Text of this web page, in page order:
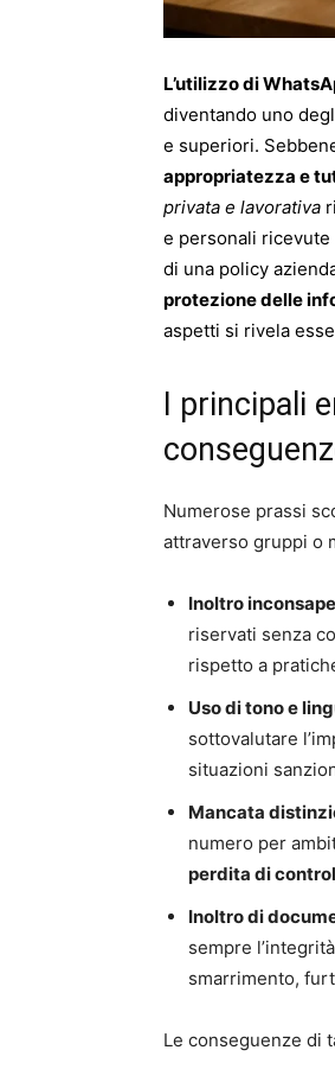
L’utilizzo di
diventando uno
e superiori.
appropriatezza e
privata e lavorativa
e personali ricevute
di una policy
protezione delle
aspetti si rivela
I principali
Numerose prassi
attraverso gruppi o
Inoltro
riservati senza
rispetto a
Uso di tono e
sottovalutare
situazioni
Mancata
numero per
perdita di
Inoltro di
sempre
smarrimento,
Le conseguenze di